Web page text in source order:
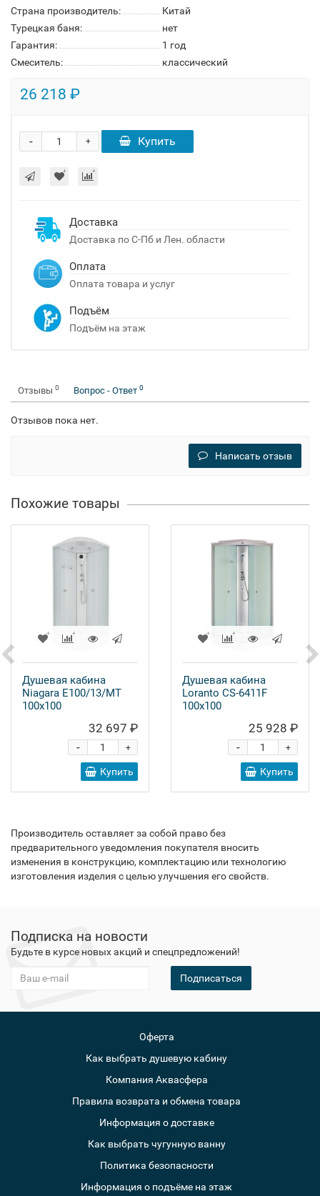
Страна производитель:
Китай
Турецкая баня:
нет
Гарантия:
1 год
Смеситель:
классический
26 218 ₽
+
- Купить
Доставка
Доставка по С-Пб и Лен. области
Оплата
Оплата товара и услуг
Подъём
Подъём на этаж
Отзывы 0 Вопрос - Ответ 0
Отзывов пока нет.
Написать отзыв
Похожие товары
Душевая кабина
Niagara E100/13/MT
100x100
32 697 ₽
+
-
Купить
Душевая кабина
Loranto CS-6411F
100x100
25 928 ₽
+
-
Купить
Производитель оставляет за собой право без
предварительного уведомления покупателя вносить
изменения в конструкцию, комплектацию или технологию
изготовления изделия с целью улучшения его свойств.
Подписка на новости
Будьте в курсе новых акций и спецпредложений!
Подписаться
Оферта
Как выбрать душевую кабину
Компания Аквасфера
Правила возврата и обмена товара
Информация о доставке
Как выбрать чугунную ванну
Политика безопасности
Информация о подъёме на этаж